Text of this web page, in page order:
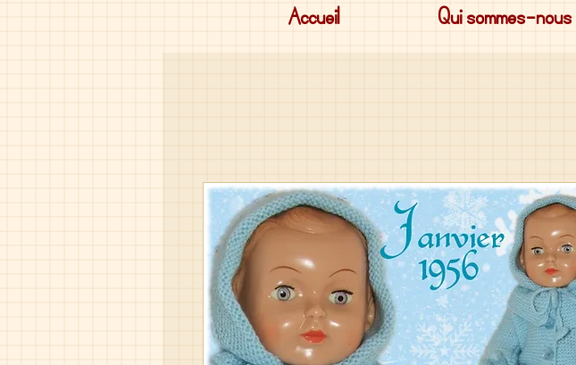
Accueil Qui sommes-nous